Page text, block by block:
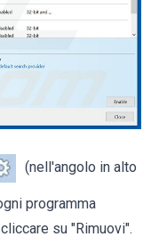
(nell'angolo in alto
programma
su "Rimuovi".